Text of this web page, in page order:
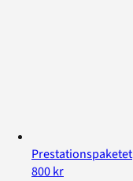
Prestationspaketet
800 kr